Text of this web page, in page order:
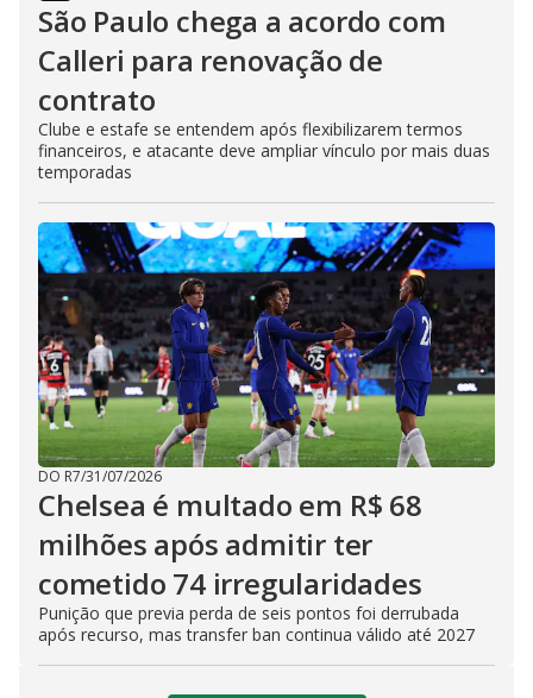
São Paulo chega a acordo com
Calleri para renovação de
contrato
Clube e estafe se entendem após flexibilizarem termos
financeiros, e atacante deve ampliar vínculo por mais duas
temporadas
DO R7/31/07/2026
Chelsea é multado em R$ 68
milhões após admitir ter
cometido 74 irregularidades
Punição que previa perda de seis pontos foi derrubada
após recurso, mas transfer ban continua válido até 2027